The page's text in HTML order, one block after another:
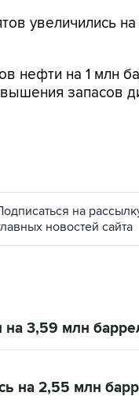
увеличились
нефти на 1 млн
запасов
на
новостей сайта
3,59 млн
на 2,55 млн